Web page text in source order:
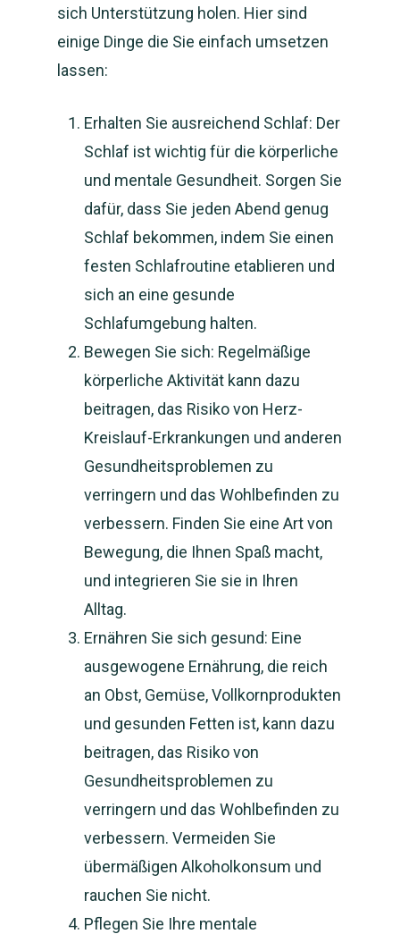
sich Unterstützung holen. Hier sind
einige Dinge die Sie einfach umsetzen
lassen:
Erhalten Sie ausreichend Schlaf: Der
Schlaf ist wichtig für die körperliche
und mentale Gesundheit. Sorgen Sie
dafür, dass Sie jeden Abend genug
Schlaf bekommen, indem Sie einen
festen Schlafroutine etablieren und
sich an eine gesunde
Schlafumgebung halten.
Bewegen Sie sich: Regelmäßige
körperliche Aktivität kann dazu
beitragen, das Risiko von Herz-
Kreislauf-Erkrankungen und anderen
Gesundheitsproblemen zu
verringern und das Wohlbefinden zu
verbessern. Finden Sie eine Art von
Bewegung, die Ihnen Spaß macht,
und integrieren Sie sie in Ihren
Alltag.
Ernähren Sie sich gesund: Eine
ausgewogene Ernährung, die reich
an Obst, Gemüse, Vollkornprodukten
und gesunden Fetten ist, kann dazu
beitragen, das Risiko von
Gesundheitsproblemen zu
verringern und das Wohlbefinden zu
verbessern. Vermeiden Sie
übermäßigen Alkoholkonsum und
rauchen Sie nicht.
Pflegen Sie Ihre mentale